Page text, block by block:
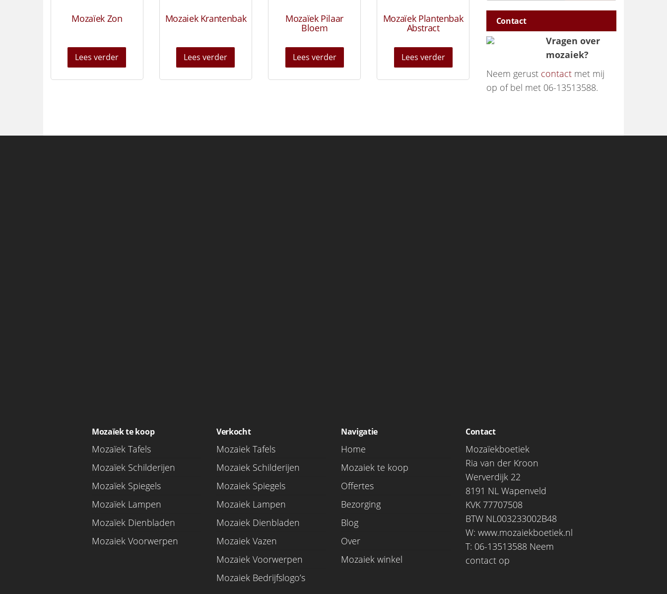
Mozaïek Zon
Lees verder
Mozaiek Krantenbak
Lees verder
Mozaïek Pilaar
Bloem
Lees verder
Mozaïek Plantenbak
Abstract
Lees verder
Contact
Vragen over
mozaiek?
Neem gerust contactmet mij
op of bel met 06-13513588.
Mozaïek te koop
Mozaïek Tafels
Mozaïek Schilderijen
Mozaïek Spiegels
Mozaïek Lampen
Mozaïek Dienbladen
Mozaiek Voorwerpen
Verkocht
Mozaiek Tafels
Mozaiek Schilderijen
Mozaiek Spiegels
Mozaiek Lampen
Mozaiek Dienbladen
Mozaiek Vazen
Mozaiek Voorwerpen
Mozaiek Bedrijfslogo’s
Navigatie
Home
Mozaiek te koop
Offertes
Bezorging
Blog
Over
Mozaiek winkel
Contact
Mozaïekboetiek
Ria van der Kroon
Werverdijk 22
8191 NL Wapenveld
KVK 77707508
BTW NL003233002B48
W: www.mozaiekboetiek.nl
T: 06-13513588 Neem
contact op